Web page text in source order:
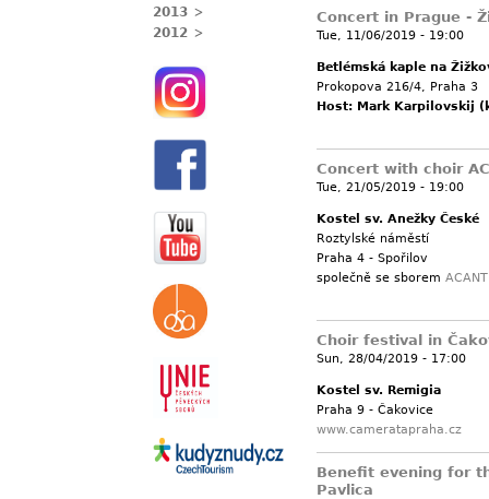
Concert in Prague -
Tue, 11/06/2019 - 19:00
Betlémská kaple na
Prokopova 216/4, Praha 3
Host: Mark Karpilovskij
Concert with choir
Tue, 21/05/2019 - 19:00
Kostel sv. Anežky České
Roztylské náměstí
Praha 4 - Spořilov
společně se sborem ACANT
Choir festival in
Sun, 28/04/2019 - 17:00
Kostel sv. Remigia
Praha 9 - Čakovice
www.cameratapraha.cz
Benefit evening for
Pavlica
2013
2012